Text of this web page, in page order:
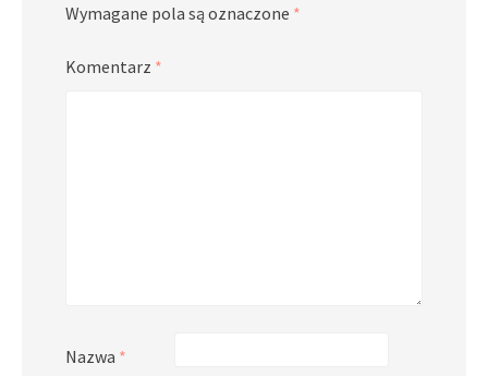
Wymagane pola są oznaczone *
Komentarz *
Nazwa *